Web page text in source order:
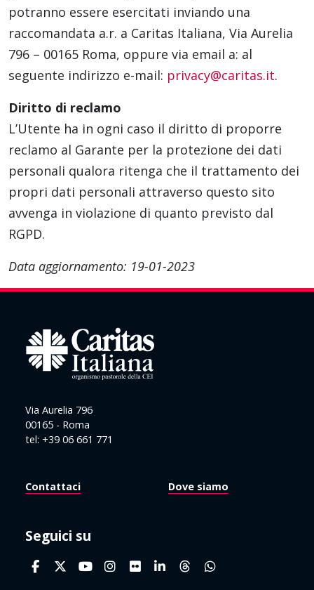
potranno essere esercitati inviando una
raccomandata a.r. a Caritas Italiana, Via Aurelia
796 – 00165 Roma, oppure via email a: al
seguente indirizzo e-mail: privacy@caritas.it.
Diritto di reclamo
L’Utente ha in ogni caso il diritto di proporre
reclamo al Garante per la protezione dei dati
personali qualora ritenga che il trattamento dei
propri dati personali attraverso questo sito
avvenga in violazione di quanto previsto dal
RGPD.
Data aggiornamento: 19-01-2023
Via Aurelia 796
00165 - Roma
tel: +39 06 661 771
Contattaci Dove siamo
Seguici su